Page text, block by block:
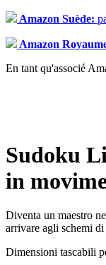
Amazon Suède:
Amazon
En tant qu'associé
Sudoku
in
Diventa un maestro
arrivare agli schemi
Dimensioni tascabili